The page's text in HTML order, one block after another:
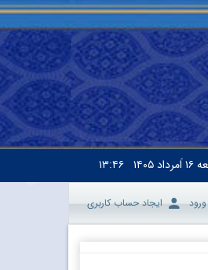
۱۶ اَمرداد ۱۴۰۵ ۱۳:۴۶
ورود ایجاد حساب کاربری